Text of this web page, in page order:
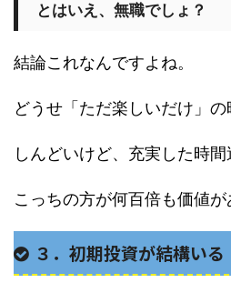
とはいえ、無職でしょ？
結論これなんですよね。
どうせ「ただ楽しいだけ」の
しんどいけど、充実した時間
こっちの方が何百倍も価値が
３．初期投資が結構いる